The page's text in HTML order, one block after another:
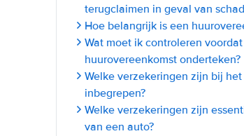
terugclaimen in geval van
Hoe belangrijk is een
Wat moet ik controleren
huurovereenkomst onderteken?
Welke verzekeringen zijn bij
inbegrepen?
Welke verzekeringen zijn
van een auto?